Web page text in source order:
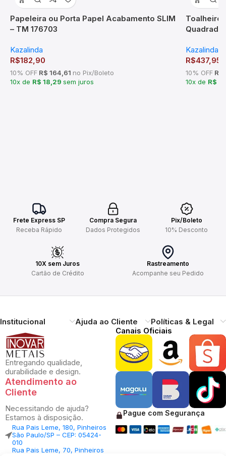
Papeleira ou Porta Papel Acabamento SLIM
– TM 176703
Kazalinda
R$182,90
10% OFF R$ 164,61 no Pix/Boleto
10x de R$ 18,29 sem juros
Toalheiro
Quadrado
Kazalinda
R$437,95
10% OFF R$
10x de R$
Frete Express SP
Receba Rápido
Compra Segura
Dados Protegidos
Pix/Boleto
10% Desconto
10X sem Juros
Cartão de Crédito
Rastreamento
Acompanhe seu Pedido
Institucional Ajuda ao Cliente Políticas & Legal
Entregando qualidade,
durabilidade e design.
Atendimento ao
Cliente
Necessitando de ajuda?
Estamos à disposição.
Rua Pais Leme, 180, Pinheiros
São Paulo/SP – CEP: 05424-
010
Rua Pais Leme, 70, Pinheiros
Canais Oficiais
Pague com Segurança